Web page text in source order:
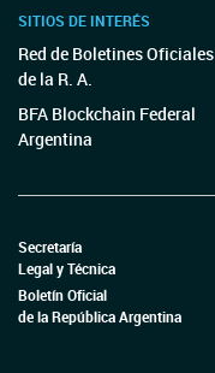
SITIOS DE INTERÉS
Red de Boletines Oficiales
de la R. A.
BFA Blockchain Federal
Argentina
Secretaría
Legal y Técnica
Boletín Oficial
de la República Argentina